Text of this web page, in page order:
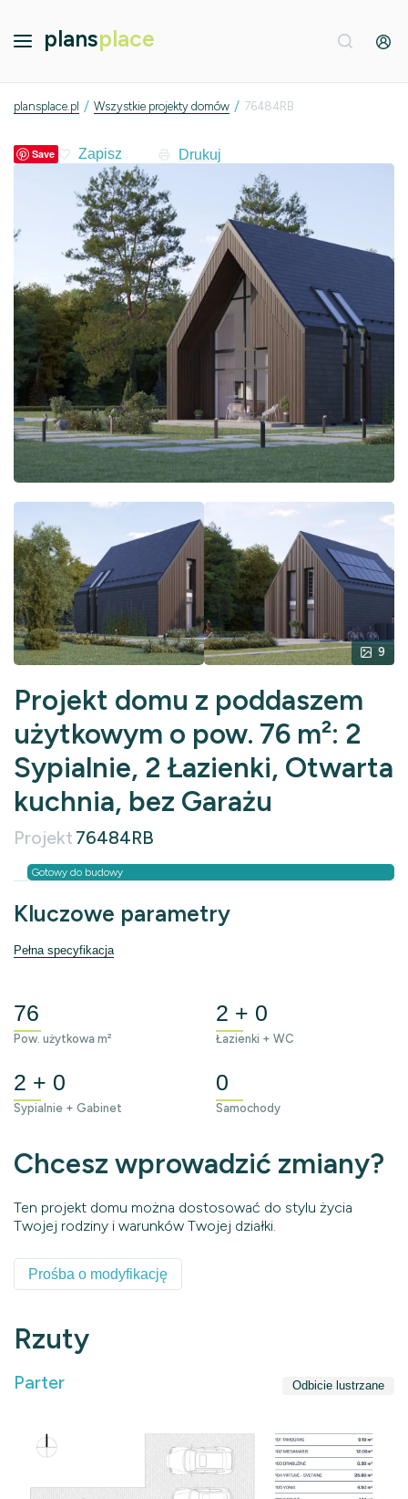
plansplace
plansplace.pl / Wszystkie projekty domów / 76484RB
Save Drukuj
9
Projekt domu z poddaszem
użytkowym o pow. 76 m²: 2
Sypialnie, 2 Łazienki, Otwarta
kuchnia, bez Garażu
Projekt 76484RB
Gotowy do budowy
Kluczowe parametry
Pełna specyfikacja
76
Pow. użytkowa m²
2 + 0
Łazienki + WC
2 + 0
Sypialnie + Gabinet
0
Samochody
Chcesz wprowadzić zmiany?
Ten projekt domu można dostosować do stylu życia
Twojej rodziny i warunków Twojej działki.
Prośba o modyfikację
Rzuty
Parter Odbicie lustrzane